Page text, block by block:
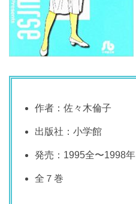
作者：佐々木倫子
出版社：小学館
発売：1995全〜1998年
全７巻